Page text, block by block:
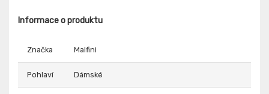
Informace o produktu
Značka Malfini
Pohlaví Dámské